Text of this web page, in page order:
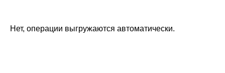
Нет, операции выгружаются автоматически.